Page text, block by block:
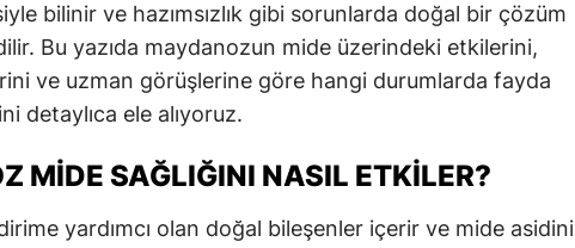
bilinir ve hazımsızlık gibi sorunlarda doğal bir çözüm
Bu yazıda maydanozun mide üzerindeki etkilerini,
ve uzman görüşlerine göre hangi durumlarda fayda
detaylıca ele alıyoruz.
MIDE SAĞLIĞINI NASIL ETKILER?
yardımcı olan doğal bileşenler içerir ve mide asidini